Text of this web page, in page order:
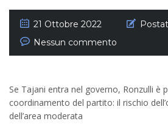
21 Ottobre 2022
Nessun commento
Se Tajani entra nel governo, Ronzulli è
coordinamento del partito: il rischio
dell’area moderata